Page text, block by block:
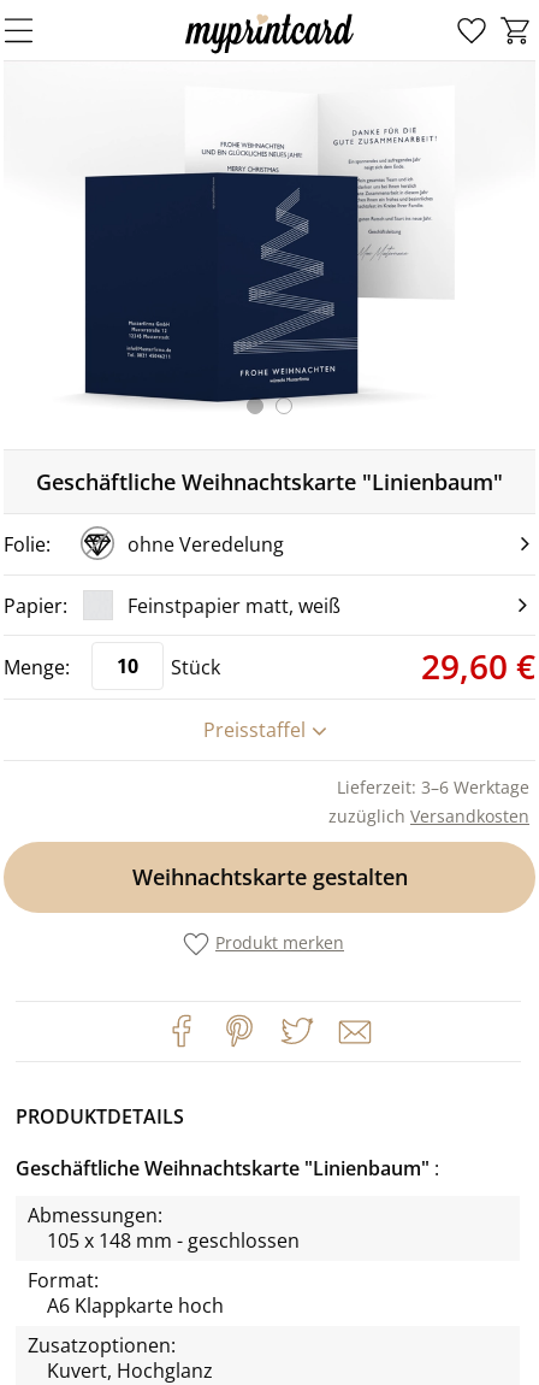
Geschäftliche Weihnachtskarte "Linienbaum"
ohne Veredelung
Feinstpapier matt, weiß
Stück 29,60 €
Preisstaffel
Lieferzeit: 3–6 Werktage
zuzüglich Versandkosten
Weihnachtskarte gestalten
Produkt merken
PRODUKTDETAILS
Geschäftliche Weihnachtskarte "Linienbaum"
Abmessungen:
105 x 148 mm - geschlossen
Format:
A6 Klappkarte hoch
Zusatzoptionen:
Kuvert, Hochglanz